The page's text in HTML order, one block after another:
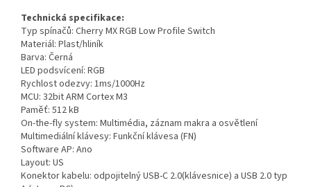
Technická specifikace:
Typ spínačů: Cherry MX RGB Low Profile Switch
Materiál: Plast/hliník
Barva: Černá
LED podsvícení: RGB
Rychlost odezvy: 1ms/1000Hz
MCU: 32bit ARM Cortex M3
Paměť: 512 kB
On-the-fly system: Multimédia, záznam makra a osvětlení
Multimediální klávesy: Funkční klávesa (FN)
Software AP: Ano
Layout: US
Konektor kabelu: odpojitelný USB-C 2.0(klávesnice) a USB 2.0 typ